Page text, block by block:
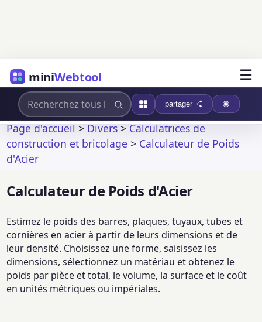
miniWebtool ☰
partager
Page d'accueil>Divers>Calculatrices de
construction et bricolage > Calculateur de Poids
d'Acier
Calculateur de Poids d'Acier
Estimez le poids des barres, plaques, tuyaux, tubes et
cornières en acier à partir de leurs dimensions et de
leur densité. Choisissez une forme, saisissez les
dimensions, sélectionnez un matériau et obtenez le
poids par pièce et total, le volume, la surface et le coût
en unités métriques ou impériales.